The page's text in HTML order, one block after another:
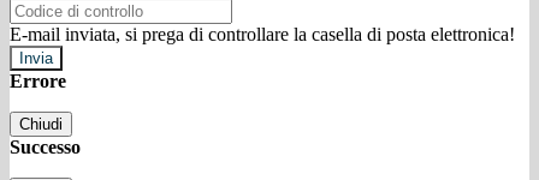
E-mail inviata, si prega di controllare la casella di posta elettronica!
Errore
Chiudi
Successo